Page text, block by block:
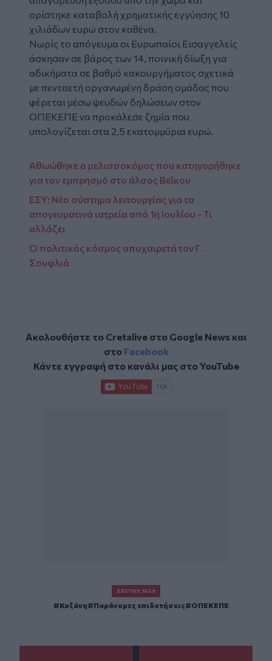
ορίστηκε καταβολή χρηματικής εγγύησης 10
χιλιάδων ευρώ στον καθένα.
Νωρίς το απόγευμα οι Ευρωπαίοι Εισαγγελείς
άσκησαν σε βάρος των 14, ποινική δίωξη για
αδικήματα σε βαθμό κακουργήματος σχετικά
με πενταετή οργανωμένη δράση ομάδας που
φέρεται μέσω ψευδών δηλώσεων στον
ΟΠΕΚΕΠΕ να προκάλεσε ζημία που
υπολογίζεται στα 2,5 εκατομμύρια ευρώ.
Αθωώθηκε ο μελισσοκόμος που κατηγορήθηκε
για τον εμπρησμό στο άλσος Βεΐκου
ΕΣΥ: Νέο σύστημα λειτουργίας για τα
απογευματινά ιατρεία από 1η Ιουλίου - Τι
αλλάζει
Ο πολιτικός κόσμος αποχαιρετά τον Γ.
Σουφλιά
Ακολουθήστε το Cretalive στο Google Newsκαι
στο Facebook
Κάντε εγγραφή στο κανάλι μας στοYouTube
ΣΧΕΤΙΚΆ TAGS
Κοζάνη Παράνομες επιδοτήσεις ΟΠΕΚΕΠΕ